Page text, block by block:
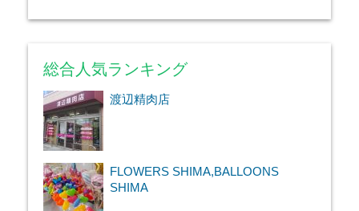
総合人気ランキング
渡辺精肉店
FLOWERS SHIMA,BALLOONS
SHIMA